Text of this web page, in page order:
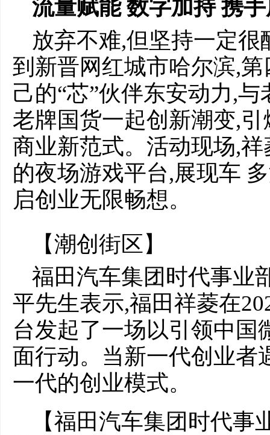
流量赋能 数字加持 携
放弃不难,但坚持一定
到新晋网红城市哈尔滨,
己的“芯”伙伴东安动力,
老牌国货一起创新潮变,
商业新范式。活动现场,
的夜场游戏平台,展现车
启创业无限畅想。
【潮创街区】
福田汽车集团时代事业
平先生表示,福田祥菱在
台发起了一场以引领中国
面行动。当新一代创业者
一代的创业模式。
【福田汽车集团时代